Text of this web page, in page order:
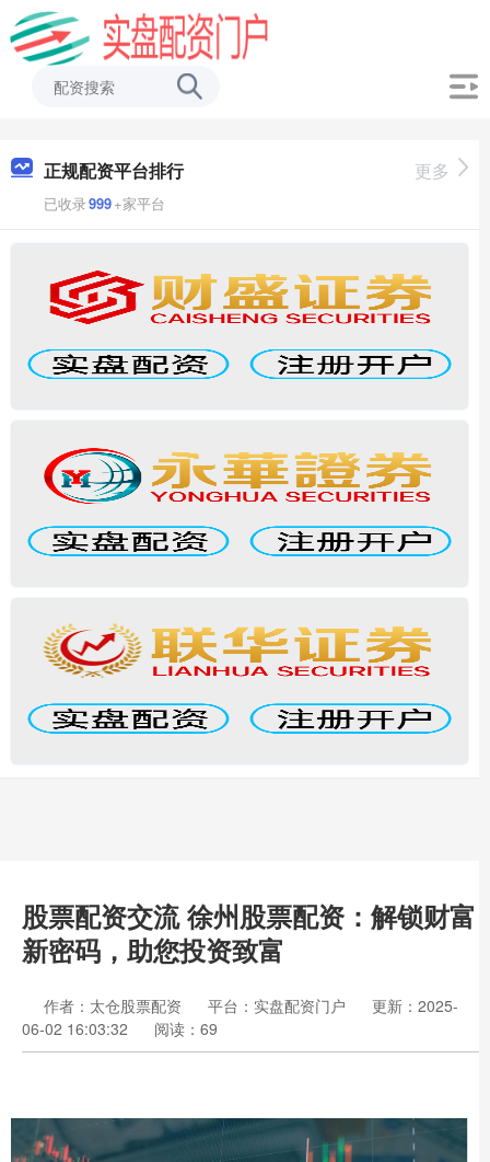
正规配资平台排行
已收录999+家平台
更多
股票配资交流 徐州股票配资：解锁财富
新密码，助您投资致富
作者：太仓股票配资 平台：实盘配资门户
更新：2025-
06-02 16:03:32
阅读：69